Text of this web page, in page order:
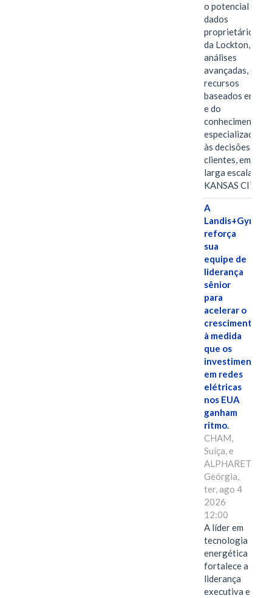
o potencial dos
dados
proprietários
da Lockton, das
análises
avançadas, dos
recursos
baseados em IA
e do
conhecimento
especializado
às decisões dos
clientes, em
larga escala
KANSAS CITY,…
A
Landis+Gyr
reforça
sua
equipe de
liderança
sênior
para
acelerar o
crescimento,
à medida
que os
investimentos
em redes
elétricas
nos EUA
ganham
ritmo.
CHAM,
Suíça, e
ALPHARETTA,
Geórgia,
ter, ago 4
2026
12:00
A líder em
tecnologia
energética
fortalece a
liderança
executiva e